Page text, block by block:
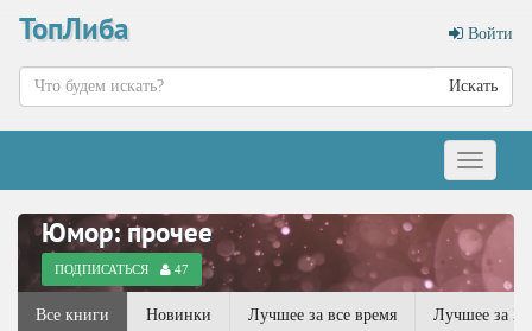
ТопЛиба Войти
Искать
Меню
Юмор: прочее
ПОДПИСАТЬСЯ 47
Все книги Новинки Лучшее за все время Лучшее за